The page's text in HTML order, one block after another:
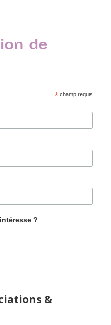
de
* champ requis
?
&